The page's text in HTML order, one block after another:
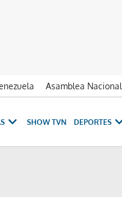
Asamblea Nacional
SHOW TVN DEPORTES